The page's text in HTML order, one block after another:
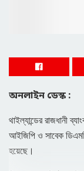
অনলাইন ডেস্ক :
থাইল্যান্ডের রাজধানী
আইজিপি ও সাবেক
হয়েছে।